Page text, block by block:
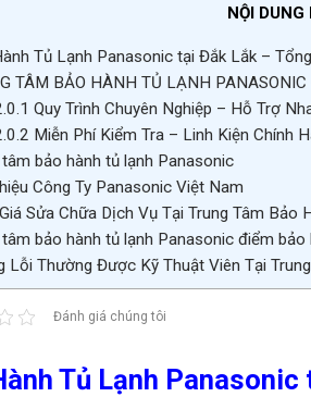
NỘI
Tủ Lạnh Panasonic tại Đắk Lắk –
TÂM BẢO HÀNH TỦ LẠNH
Quy Trình Chuyên Nghiệp – Hỗ Trợ
Miễn Phí Kiểm Tra – Linh Kiện Chính
bảo hành tủ lạnh Panasonic
Công Ty Panasonic Việt Nam
Sửa Chữa Dịch Vụ Tại Trung Tâm Bảo
bảo hành tủ lạnh Panasonic điểm
Lỗi Thường Được Kỹ Thuật Viên Tại
Đánh giá chúng tôi
Tủ Lạnh